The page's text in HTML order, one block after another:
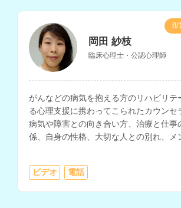
岡田 紗枝
臨床心理士・公認心理師
がんなどの病気を抱える方のリハビリテ
る心理支援に携わってこられたカウンセ
病気や障害との向き合い方、治療と仕事
係、自身の性格、大切な人との別れ、メ
家族関係、介護についての相談等に対応
ビデオ 電話
8/